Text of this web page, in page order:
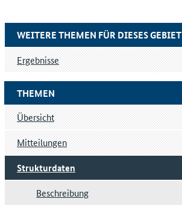
THEMEN
Übersicht
Mitteilungen
Strukturdaten
Beschreibung
WEITERE THEMEN FÜR DIESES GEBIET
Ergebnisse